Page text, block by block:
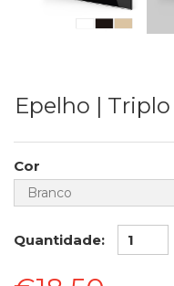
Epelho | Triplo
Cor
Quantidade: